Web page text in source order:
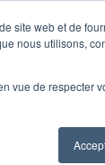
site web et de
nous utilisons,
vue de respecter